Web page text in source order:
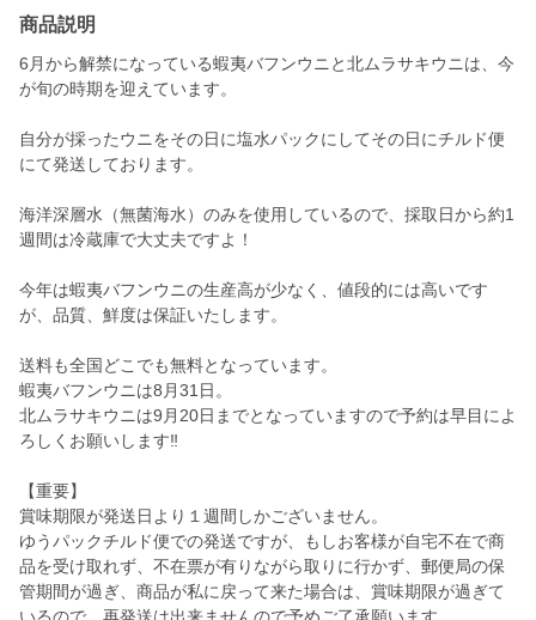
商品説明
6月から解禁になっている蝦夷バフンウニと北ムラサキウニは、今
が旬の時期を迎えています。
自分が採ったウニをその日に塩水パックにしてその日にチルド便
にて発送しております。
海洋深層水（無菌海水）のみを使用しているので、採取日から約1
週間は冷蔵庫で大丈夫ですよ！
今年は蝦夷バフンウニの生産高が少なく、値段的には高いです
が、品質、鮮度は保証いたします。
送料も全国どこでも無料となっています。
蝦夷バフンウニは8月31日。
北ムラサキウニは9月20日までとなっていますので予約は早目によ
ろしくお願いします‼️
【重要】
賞味期限が発送日より１週間しかございません。
ゆうパックチルド便での発送ですが、もしお客様が自宅不在で商
品を受け取れず、不在票が有りながら取りに行かず、郵便局の保
管期間が過ぎ、商品が私に戻って来た場合は、賞味期限が過ぎて